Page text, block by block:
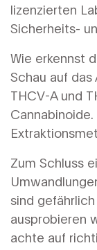
lizenzierten
Sicherheits-
Wie erkennst
Schau auf
THCV-A und
Zum Schluss
sind
ausprobieren
achte auf